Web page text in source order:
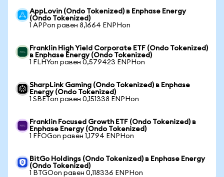
AppLovin (Ondo Tokenized) в Enphase Energy
(Ondo Tokenized)
1 APPon равен 8,1664 ENPHon
Franklin High Yield Corporate ETF (Ondo Tokenized)
в Enphase Energy (Ondo Tokenized)
1 FLHYon равен 0,579423 ENPHon
SharpLink Gaming (Ondo Tokenized) в Enphase
Energy (Ondo Tokenized)
1 SBETon равен 0,151338 ENPHon
Franklin Focused Growth ETF (Ondo Tokenized) в
Enphase Energy (Ondo Tokenized)
1 FFOGon равен 1,1794 ENPHon
BitGo Holdings (Ondo Tokenized) в Enphase Energy
(Ondo Tokenized)
1 BTGOon равен 0,118336 ENPHon